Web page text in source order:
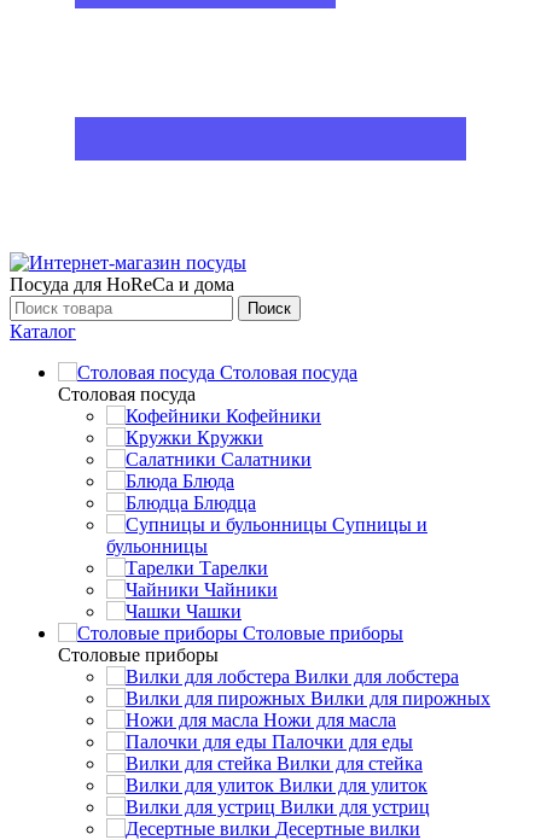
Посуда для HoReCa и дома
Поиск
Каталог
Столовая посуда
Столовая посуда
Кофейники
Кружки
Салатники
Блюда
Блюдца
Супницы и
бульонницы
Тарелки
Чайники
Чашки
Cтоловые приборы
Cтоловые приборы
Вилки для лобстера
Вилки для пирожных
Ножи для масла
Палочки для еды
Вилки для стейка
Вилки для улиток
Вилки для устриц
Десертные вилки